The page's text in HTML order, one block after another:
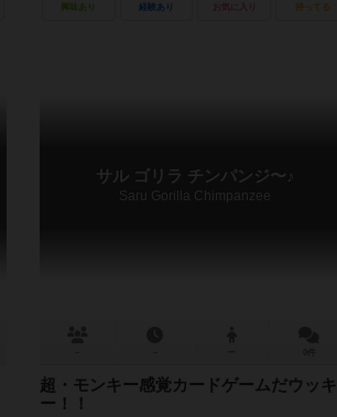
興味あり 経験あり お気に入り 持ってる
サル ゴリラ チンパンジ〜♪
Saru Gorilla Chimpanzee
超・モンキー感覚カードゲームだウッキ
ー！！